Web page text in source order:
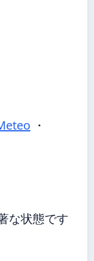
・
な状態です